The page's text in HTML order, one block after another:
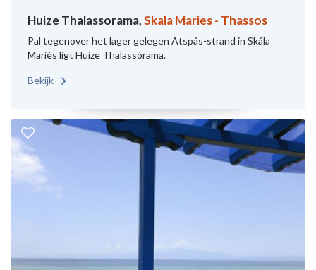
Huize Thalassorama,Skala Maries - Thassos
Pal tegenover het lager gelegen Atspás-strand in Skála
Mariés ligt Huize Thalassórama.
Bekijk